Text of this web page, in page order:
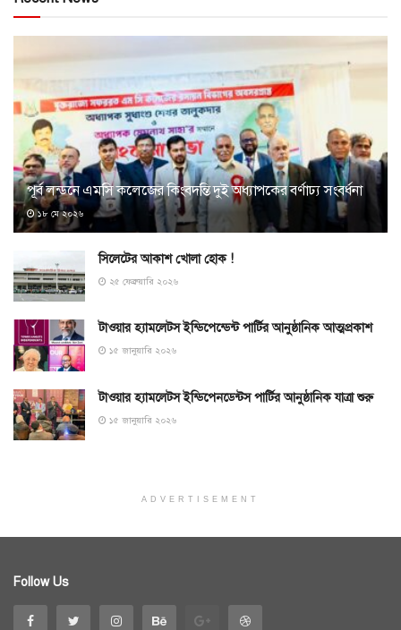
পূর্ব লন্ডনে এমসি কলেজের কিংবদন্তি দুই অধ্যাপকের বর্ণাঢ্য সংবর্ধনা
১৮ মে ২০২৬
সিলেটের আকাশ খোলা হোক !
২৫ ফেব্রুয়ারি ২০২৬
টাওয়ার হ্যামলেটস ইন্ডিপেন্ডেন্ট পার্টির আনুষ্ঠানিক আত্মপ্রকাশ
১৫ জানুয়ারি ২০২৬
টাওয়ার হ্যামলেটস ইন্ডিপেনডেন্টস পার্টির আনুষ্ঠানিক যাত্রা শুরু
১৫ জানুয়ারি ২০২৬
ADVERTISEMENT
Follow Us